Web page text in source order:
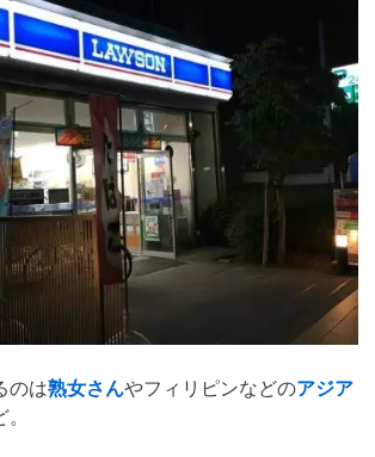
のは熟女さんやフィリピンなどのアジア